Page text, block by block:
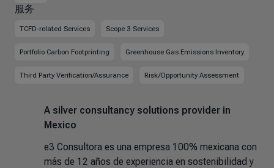
服务
TCFD-related Services Scope 3 Services
Portfolio Carbon Footprinting Greenhouse Gas Emissions Inventory
Third Party Verification/Assurance Risk/Opportunity Assessment
A silver consultancy solutions provider in
Mexico
e3 Consultora es una empresa 100% mexicana con
más de 12 años de experiencia en sostenibilidad y